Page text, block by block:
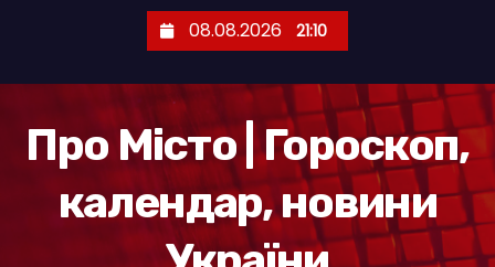
08.08.2026 21:10
Про Місто | Гороскоп,
календар, новини